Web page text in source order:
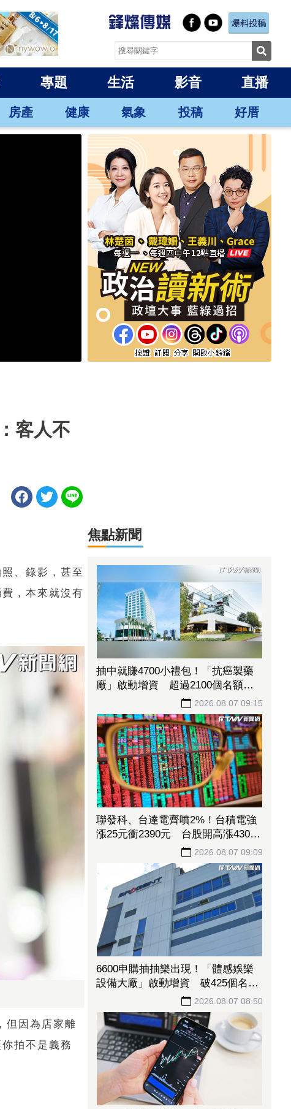
專題 生活 影音 直播
房產 健康 氣象 投稿 好厝
客人不
、錄影，甚至
，本來就沒有
但因為店家離
拍不是義務
焦點新聞
抽中就賺4700小禮包！「抗癌製藥
廠」啟動增資 超過2100個名額今
2026.08.07 09:15
聯發科、台達電齊噴2%！台積電強
漲25元衝2390元 台股開高漲430點
2026.08.07 09:09
6600申購抽抽樂出現！「體感娛樂
設備大廠」啟動增資 破425個名額
2026.08.07 08:50